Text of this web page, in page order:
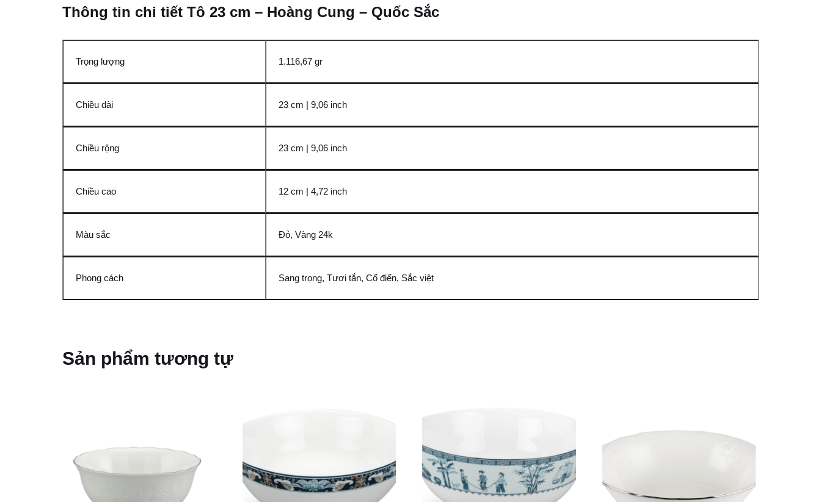
Thông tin chi tiết Tô 23 cm – Hoàng Cung – Quốc Sắc
Trọng lượng 1.116,67 gr
Chiều dài 23 cm | 9,06 inch
Chiều rộng 23 cm | 9,06 inch
Chiều cao 12 cm | 4,72 inch
Màu sắc Đỏ, Vàng 24k
Phong cách Sang trọng, Tươi tắn, Cổ điển, Sắc việt
Sản phẩm tương tự